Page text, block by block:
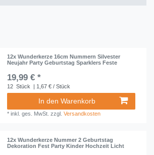
12x Wunderkerze 16cm Nummern Silvester
Neujahr Party Geburtstag Sparklers Feste
19,99 € *
12 Stück | 1,67 € / Stück
In den Warenkorb
*inkl. ges. MwSt. zzgl.Versandkosten
12x Wunderkerze Nummer 2 Geburtstag
Dekoration Fest Party Kinder Hochzeit Licht